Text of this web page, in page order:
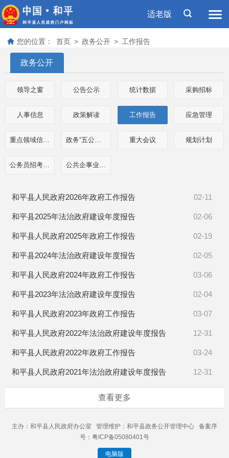
适老版
您的位置： 首页 > 政务公开 > 工作报告
政务公开
领导之窗 公告公示 统计数据 采购招标
人事信息 政策解读 工作报告 应急管理
重点领域信息公开 政务“五公开”专栏 重大会议 规划计划
02-11
和平县人民政府2026年政府工作报告
02-06
和平县2025年法治政府建设年度报告
02-19
和平县人民政府2025年政府工作报告
02-05
和平县2024年法治政府建设年度报告
03-06
和平县人民政府2024年政府工作报告
02-04
和平县2023年法治政府建设年度报告
03-07
和平县人民政府2023年政府工作报告
12-31
和平县人民政府2022年法治政府建设年度报告
03-24
和平县人民政府2022年政府工作报告
12-31
和平县人民政府2021年法治政府建设年度报告
查看更多
主办：和平县人民政府办公室 管理维护：和平县政务公开管理中心 备案序
号：粤ICP备05080401号
电脑版